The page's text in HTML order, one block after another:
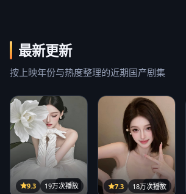
最新更新
按上映年份与热度整理的近期国产剧集
32集
9.3 19万次播放 25集
7.3 18万次播放